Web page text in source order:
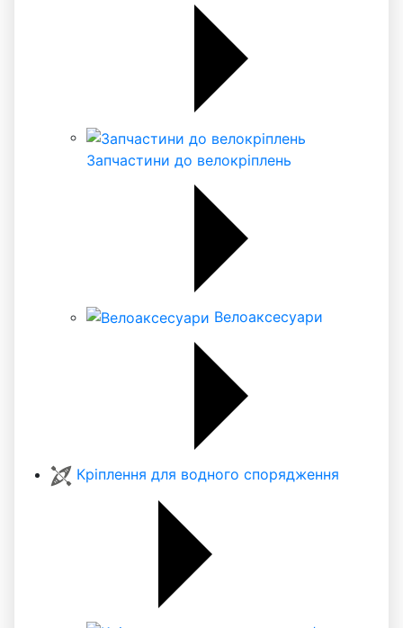
Запчастини до велокріплень
Велоаксесуари
Кріплення для водного спорядження